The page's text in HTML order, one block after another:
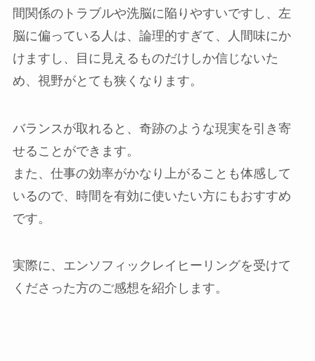
間関係のトラブルや洗脳に陥りやすいですし、左
脳に偏っている人は、論理的すぎて、人間味にか
けますし、目に見えるものだけしか信じないた
め、視野がとても狭くなります。
バランスが取れると、奇跡のような現実を引き寄
せることができます。
また、仕事の効率がかなり上がることも体感して
いるので、時間を有効に使いたい方にもおすすめ
です。
実際に、エンソフィックレイヒーリングを受けて
くださった方のご感想を紹介します。